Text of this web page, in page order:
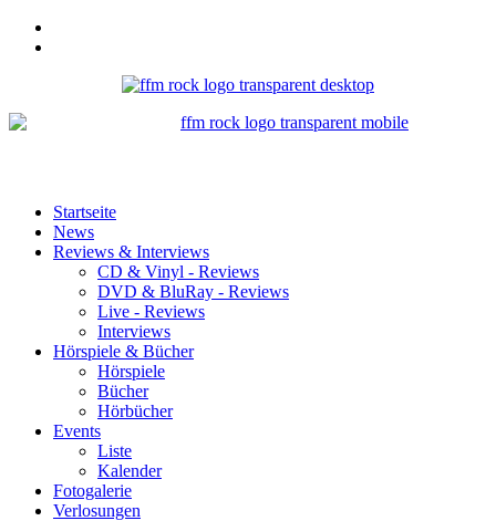
Startseite
News
Reviews & Interviews
CD & Vinyl - Reviews
DVD & BluRay - Reviews
Live - Reviews
Interviews
Hörspiele & Bücher
Hörspiele
Bücher
Hörbücher
Events
Liste
Kalender
Fotogalerie
Verlosungen